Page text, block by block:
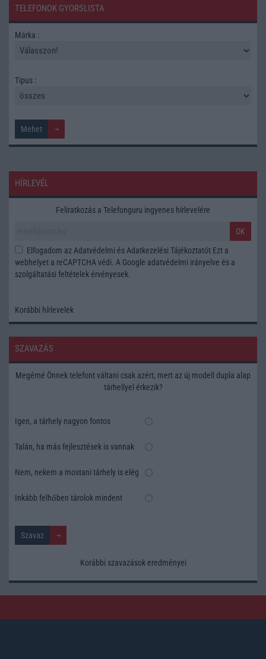
TELEFONOK GYORSLISTA
Márka :
Tipus :
HÍRLEVÉL
Feliratkozás a Telefonguru ingyenes hírlevelére
OK
Elfogadom az Adatvédelmi és Adatkezelési Tájékoztatót Ezt a
webhelyet a reCAPTCHA védi. A Google adatvédelmi irányelve és a
szolgáltatási feltételek érvényesek.
Korábbi hírlevelek
SZAVAZÁS
Megérné Önnek telefont váltani csak azért, mert az új modell dupla alap
tárhellyel érkezik?
Igen, a tárhely nagyon fontos
Talán, ha más fejlesztések is vannak
Nem, nekem a mostani tárhely is elég
Inkább felhőben tárolok mindent
Korábbi szavazások eredményei